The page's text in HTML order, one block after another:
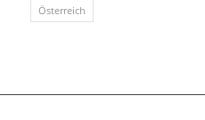
Österreich